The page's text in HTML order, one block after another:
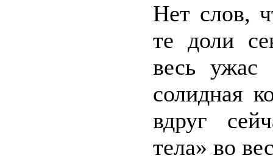
Нет слов,
те доли
весь ужас
солидная
вдруг
тела» во